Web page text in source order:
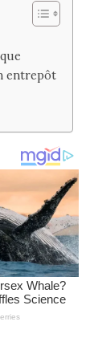
entrepôt